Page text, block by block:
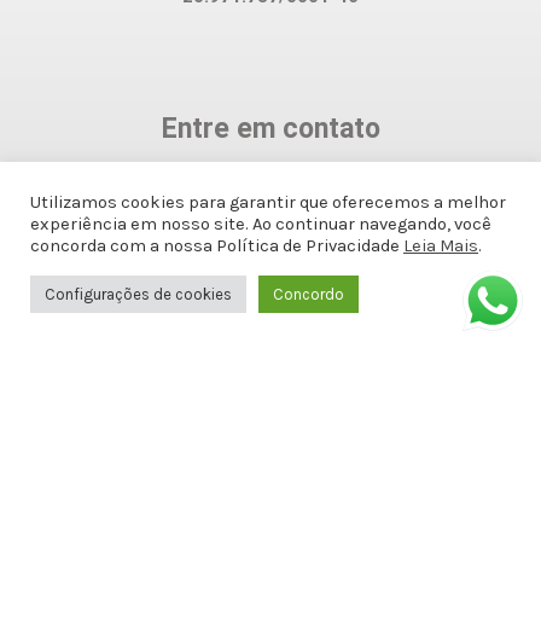
Entre em contato
(82)99611-0143
docemalicianet@gmail.com
Utilizamos cookies para garantir que oferecemos a melhor
experiência em nosso site. Ao continuar navegando, você
concorda com a nossa Política de Privacidade Leia Mais.
Configurações de cookies Concordo